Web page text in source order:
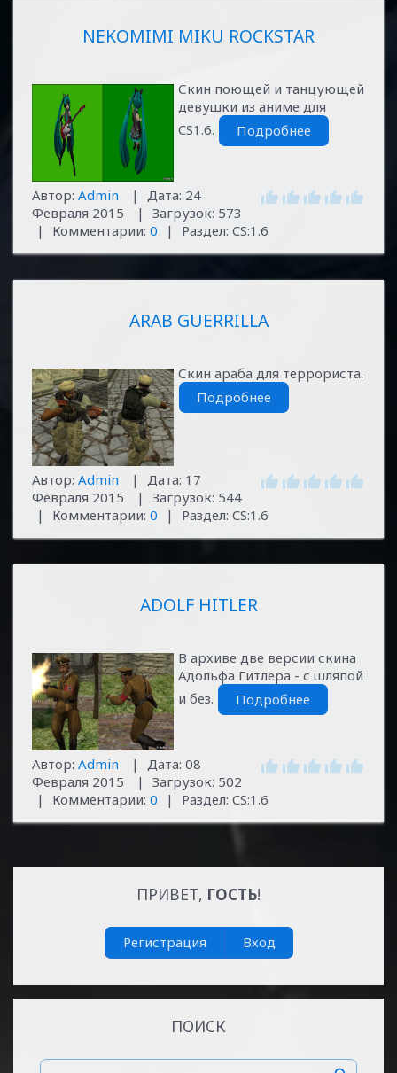
NEKOMIMI MIKU ROCKSTAR
Скин поющей и танцующей
девушки из аниме для
CS1.6.
Подробнее
Автор: Admin | Дата: 24
Февраля 2015
| Загрузок: 573
|
Комментарии: 0 | Раздел: CS:1.6
ARAB GUERRILLA
Скин араба для террориста.
Подробнее
Автор: Admin | Дата: 17
Февраля 2015
| Загрузок: 544
|
Комментарии: 0 | Раздел: CS:1.6
ADOLF HITLER
В архиве две версии скина
Адольфа Гитлера - с шляпой
и без.
Подробнее
Автор: Admin | Дата: 08
Февраля 2015
| Загрузок: 502
|
Комментарии: 0 | Раздел: CS:1.6
ПРИВЕТ, ГОСТЬ!
Регистрация Вход
ПОИСК